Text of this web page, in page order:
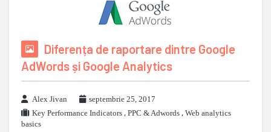
Diferența de raportare dintre Google
AdWords și Google Analytics
Alex Jivan
septembrie 25, 2017
Key Performance Indicators , PPC & Adwords , Web analytics
basics